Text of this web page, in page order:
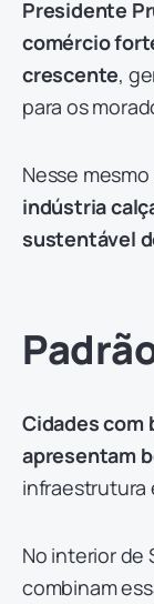
Presidente
comércio
crescente,
para os
Nesse
indústria
sustentável
Cidades com
apresentam
infraestrutura
No interior de
combinam